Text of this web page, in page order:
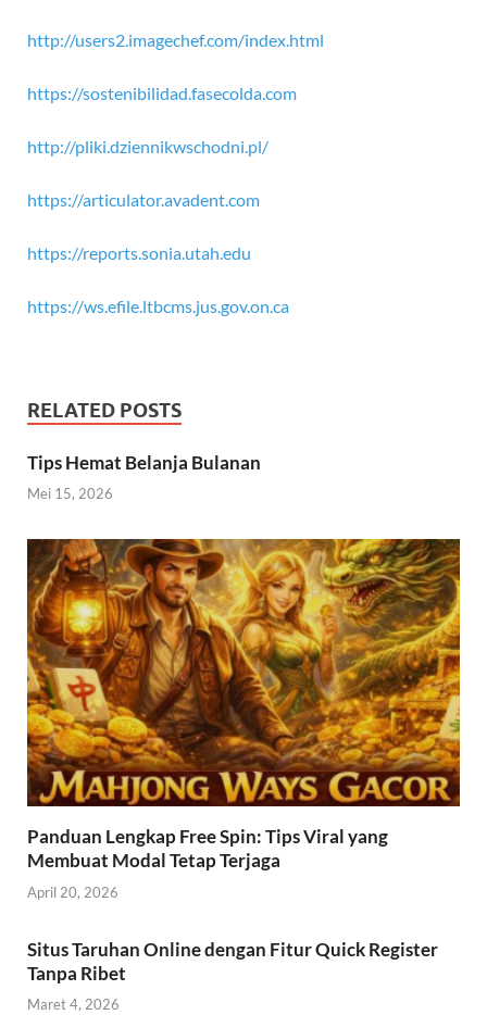
http://users2.imagechef.com/index.html
https://sostenibilidad.fasecolda.com
http://pliki.dziennikwschodni.pl/
https://articulator.avadent.com
https://reports.sonia.utah.edu
https://ws.efile.ltbcms.jus.gov.on.ca
RELATED POSTS
Tips Hemat Belanja Bulanan
Mei 15, 2026
Panduan Lengkap Free Spin: Tips Viral yang
Membuat Modal Tetap Terjaga
April 20, 2026
Situs Taruhan Online dengan Fitur Quick Register
Tanpa Ribet
Maret 4, 2026